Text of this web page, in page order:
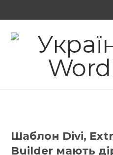
Шаблон Divi,
Builder мають